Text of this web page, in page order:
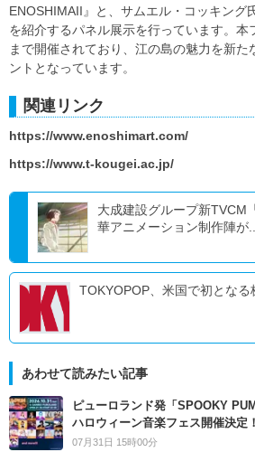
ENOSHIMAII』と、サムエル・コッキング
を紹介するパネル展示を行っています。本
まで開催されており、江の島の魅力を新
ントとなっています。
関連リンク
https://www.enoshimart.com/
https://www.t-kougei.ac.jp/
大成建設グループ新TVCM
華アニメーション制作陣が...
TOKYOPOP、米国で初となる
あわせて読みたい記事
ピューロランド発「SPOOKY
ハロウィーン音楽フェス開催決定！
07月31日 15時00分